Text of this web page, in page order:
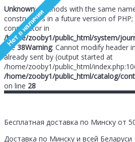
Unknown: Methods with the same
constructors in a future version of
constructor in
/home/zooby1/public_html/system/
line38Warning: Cannot modify header
already sent by (output started at
/home/zooby1/public_html/
/home/zooby1/public_html/catalog/
on line 28
Бесплатная доставка по Минску от
Доставка по Минску и всей Беларуси